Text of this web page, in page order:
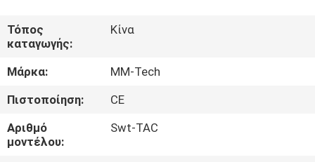
ΜΕ
ΕΜΆΣ
ΕΠΙΣΚΈΨΕΙΣ
ΣΤΟ
ΕΡΓΟΣΤΆΣΙΟ
Τόπος
καταγωγής:
Κίνα
Μάρκα:
MM-Tech
Πιστοποίηση:
CE
Αριθμό
μοντέλου:
Swt-TAC